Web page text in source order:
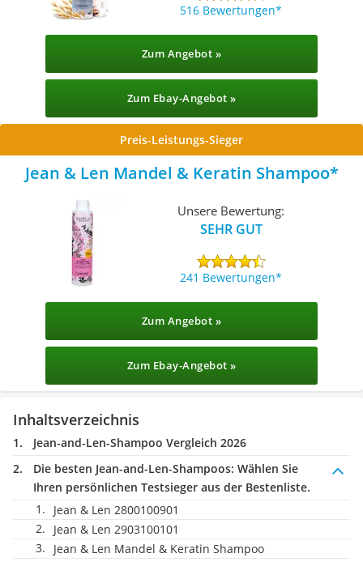
516 Bewertungen
Zum Angebot »
Zum Ebay-Angebot »
Preis-Leistungs-Sieger
Jean & Len Mandel & Keratin Shampoo
Unsere Bewertung:
SEHR GUT
241 Bewertungen
Zum Angebot »
Zum Ebay-Angebot »
Inhaltsverzeichnis
Jean-and-Len-Shampoo Vergleich 2026
Die besten Jean-and-Len-Shampoos: Wählen Sie
Ihren persönlichen Testsieger aus der Bestenliste.
Jean & Len 2800100901
Jean & Len 2903100101
Jean & Len Mandel & Keratin Shampoo